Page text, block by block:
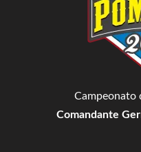
Campeonato
Comandante